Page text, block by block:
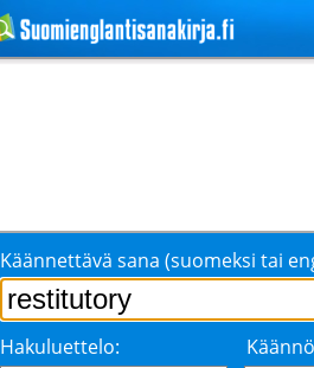
Käännettävä sana (suomeksi tai
Hakuluettelo: